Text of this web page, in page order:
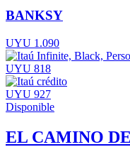
BANKSY
UYU 1.090
UYU 818
UYU 927
Disponible
EL CAMINO